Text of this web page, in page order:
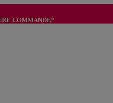
COMMANDE*